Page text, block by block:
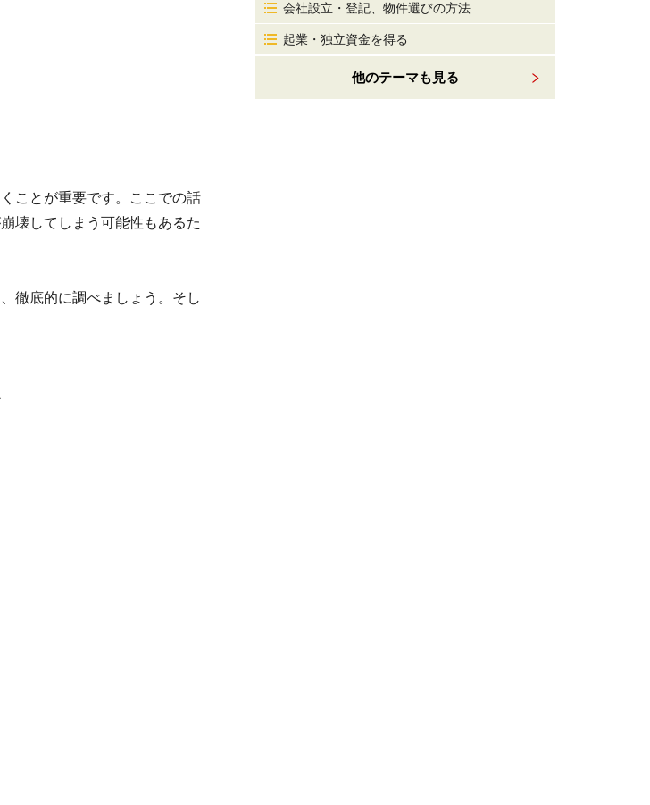
ことが重要です。ここでの話
壊してしまう可能性もあるた
徹底的に調べましょう。そし
会社設立・登記、物件選びの方法
起業・独立資金を得る
他のテーマも見る